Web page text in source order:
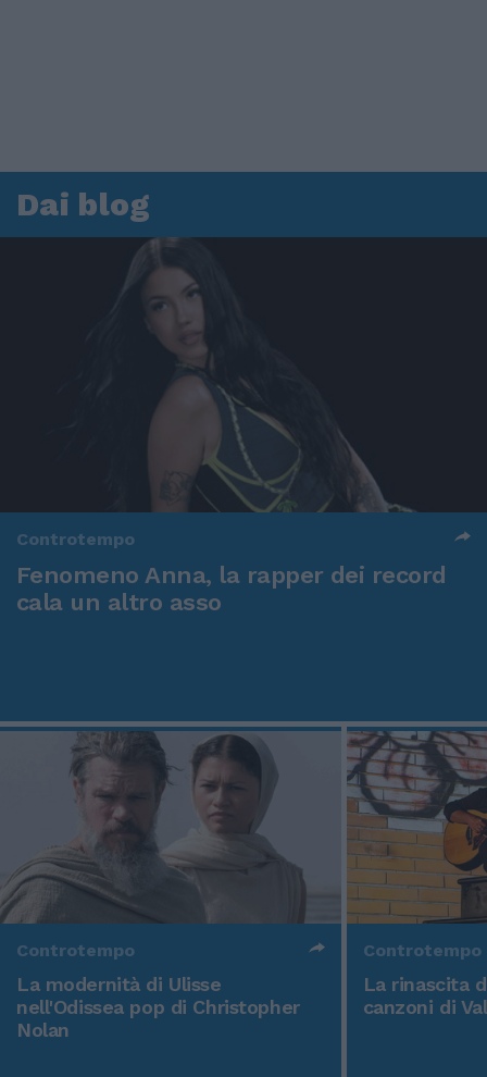
Dai blog
Controtempo
Fenomeno Anna, la rapper dei record
cala un altro asso
Controtempo
La modernità di Ulisse
nell'Odissea pop di Christopher
Nolan
Controtempo
La rinascita
canzoni di